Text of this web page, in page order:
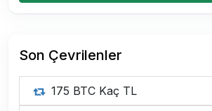
Son Çevrilenler
175 BTC Kaç TL